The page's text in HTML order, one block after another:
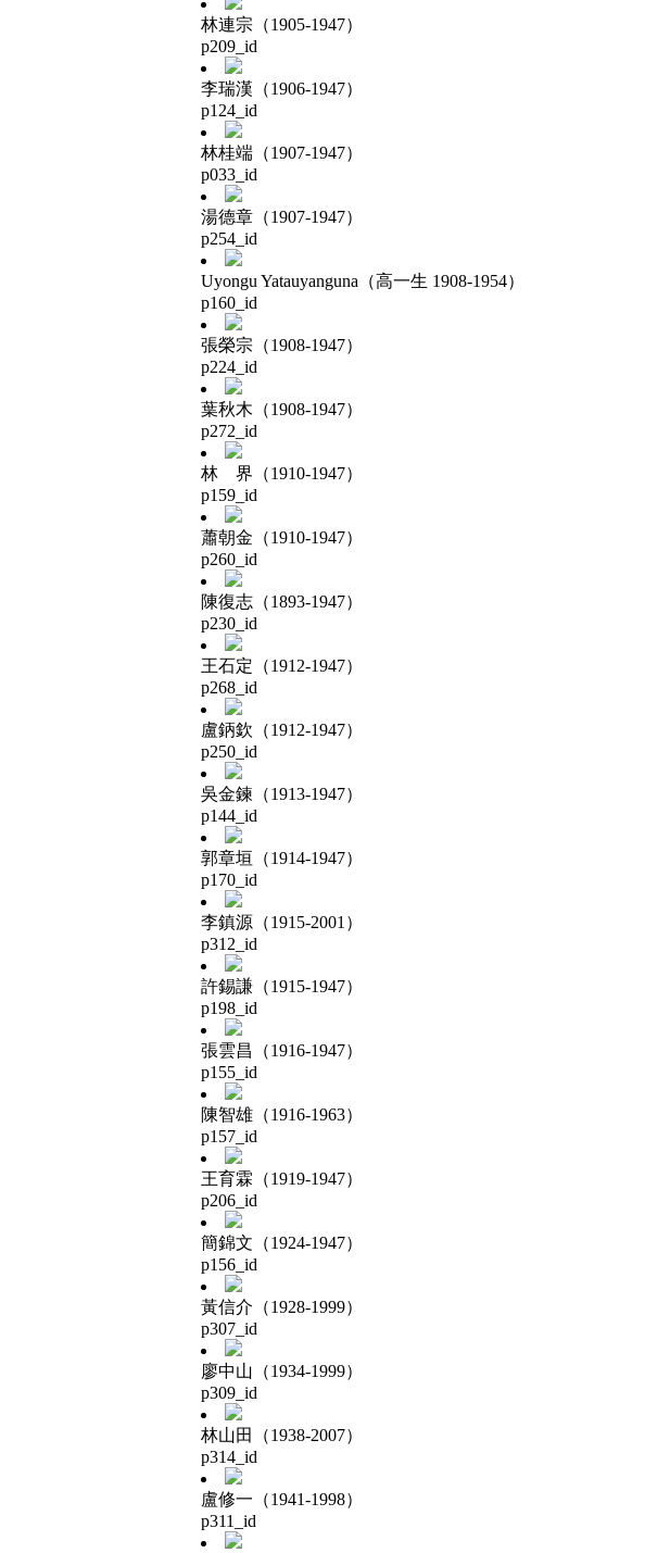
林連宗（1905-1947）
p209_id
李瑞漢（1906-1947）
p124_id
林桂端（1907-1947）
p033_id
湯德章（1907-1947）
p254_id
Uyongu Yatauyanguna（高一生 1908-1954）
p160_id
張榮宗（1908-1947）
p224_id
葉秋木（1908-1947）
p272_id
林 界（1910-1947）
p159_id
蕭朝金（1910-1947）
p260_id
陳復志（1893-1947）
p230_id
王石定（1912-1947）
p268_id
盧鈵欽（1912-1947）
p250_id
吳金鍊（1913-1947）
p144_id
郭章垣（1914-1947）
p170_id
李鎮源（1915-2001）
p312_id
許錫謙（1915-1947）
p198_id
張雲昌（1916-1947）
p155_id
陳智雄（1916-1963）
p157_id
王育霖（1919-1947）
p206_id
簡錦文（1924-1947）
p156_id
黃信介（1928-1999）
p307_id
廖中山（1934-1999）
p309_id
林山田（1938-2007）
p314_id
盧修一（1941-1998）
p311_id